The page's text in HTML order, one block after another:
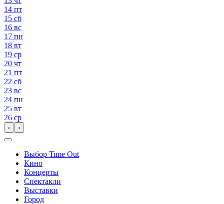
14 пт
15 сб
16 вс
17 пн
18 вт
19 ср
20 чт
21 пт
22 сб
23 вс
24 пн
25 вт
26 ср
‹ ›
Выбор Time Out
Кино
Концерты
Спектакли
Выставки
Город